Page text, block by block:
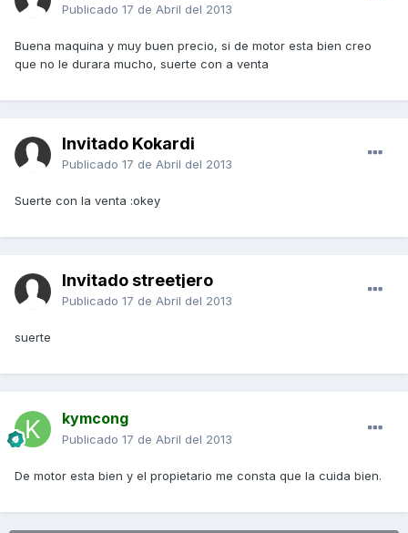
Publicado 17 de Abril del 2013
Buena maquina y muy buen precio, si de motor esta bien creo
que no le durara mucho, suerte con a venta
Invitado Kokardi
Publicado 17 de Abril del 2013
Suerte con la venta :okey
Invitado streetjero
Publicado 17 de Abril del 2013
suerte
kymcong
Publicado 17 de Abril del 2013
De motor esta bien y el propietario me consta que la cuida bien.